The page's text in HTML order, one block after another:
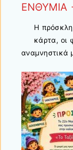
ΕΝΘΥΜΙΑ
Η
κάρτα, οι
αναμνηστικά